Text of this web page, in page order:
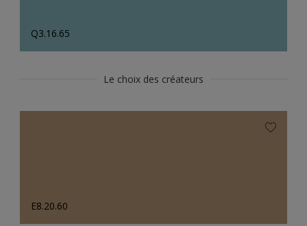
Q3.16.65
Le choix des créateurs
E8.20.60